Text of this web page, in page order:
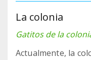
La colonia
Gatitos de la
Actualmente, la